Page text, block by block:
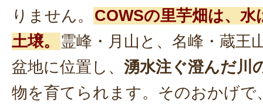
りません。 COWSの里芋畑は、
土壌。
霊峰・月山と、名峰・蔵王
盆地に位置し、 湧水注ぐ澄んだ川
物を育てられます。そのおかげで